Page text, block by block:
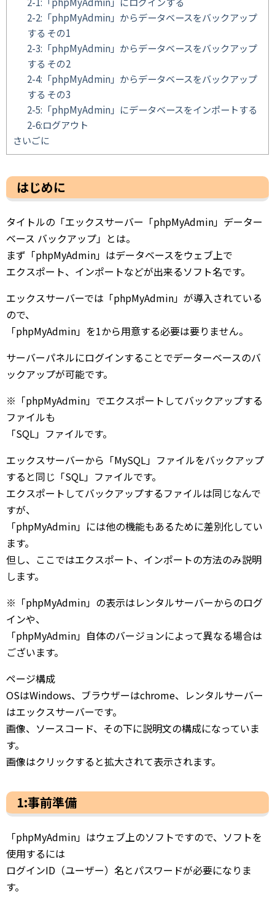
2-2:「phpMyAdmin」からデータベースをバックアップ
する その1
2-3:「phpMyAdmin」からデータベースをバックアップ
する その2
2-4:「phpMyAdmin」からデータベースをバックアップ
する その3
2-5:「phpMyAdmin」にデータベースをインポートする
2-6:ログアウト
さいごに
はじめに
タイトルの「エックスサーバー「phpMyAdmin」データー
ベース バックアップ」とは。
まず「phpMyAdmin」はデータベースをウェブ上で
エクスポート、インポートなどが出来るソフト名です。
エックスサーバーでは「phpMyAdmin」が導入されている
ので、
「phpMyAdmin」を1から用意する必要は要りません。
サーバーパネルにログインすることでデーターベースのバ
ックアップが可能です。
※「phpMyAdmin」でエクスポートしてバックアップする
ファイルも
「SQL」ファイルです。
エックスサーバーから「MySQL」ファイルをバックアップ
すると同じ「SQL」ファイルです。
エクスポートしてバックアップするファイルは同じなんで
すが、
「phpMyAdmin」には他の機能もあるために差別化してい
ます。
但し、ここではエクスポート、インポートの方法のみ説明
します。
※「phpMyAdmin」の表示はレンタルサーバーからのログ
インや、
「phpMyAdmin」自体のバージョンによって異なる場合は
ございます。
ページ構成
OSはWindows、ブラウザーはchrome、レンタルサーバー
はエックスサーバーです。
画像、ソースコード、その下に説明文の構成になっていま
す。
画像はクリックすると拡大されて表示されます。
1:事前準備
「phpMyAdmin」はウェブ上のソフトですので、ソフトを
使用するには
ログインID（ユーザー）名とパスワードが必要になりま
す。